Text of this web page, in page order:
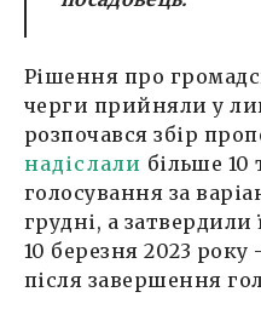
Рішення про
черги прийняли у
розпочався збір
надіслали більше 10
голосування за
грудні, а
10 березня 2023
після завершення